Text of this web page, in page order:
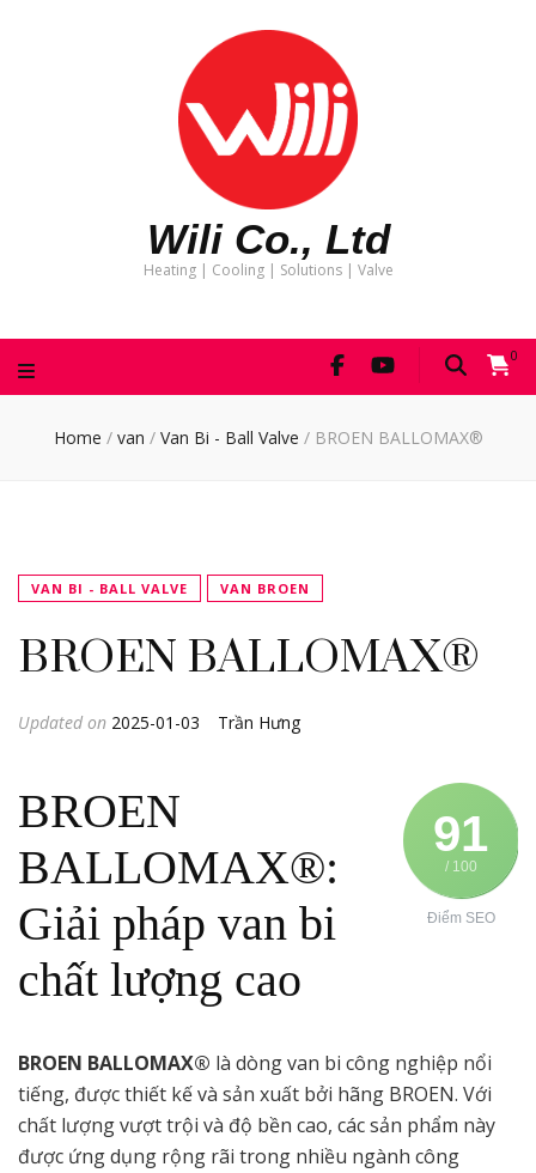
Wili Co., Ltd
Heating | Cooling | Solutions | Valve
0
Home / van / Van Bi - Ball Valve / BROEN BALLOMAX®
VAN BI - BALL VALVE VAN BROEN
BROEN BALLOMAX®
Trần Hưng
Updated on 2025-01-03
91
/ 100
Điểm SEO
BROEN
BALLOMAX®:
Giải pháp van bi
chất lượng cao
BROEN BALLOMAX® là dòng van bi công nghiệp nổi
tiếng, được thiết kế và sản xuất bởi hãng BROEN. Với
chất lượng vượt trội và độ bền cao, các sản phẩm này
được ứng dụng rộng rãi trong nhiều ngành công